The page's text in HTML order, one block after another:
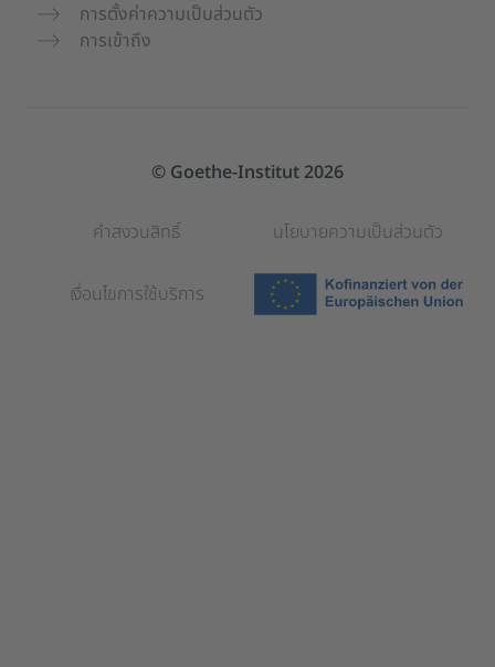
การตั้งค่าความเป็นส่วนตัว
การเข้าถึง
© Goethe-Institut 2026
คำสงวนสิทธิ์ นโยบายความเป็นส่วนตัว
เงื่อนไขการใช้บริการ